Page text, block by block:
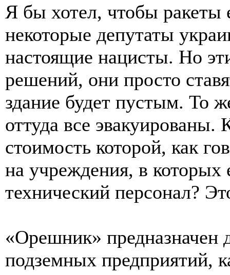
Я бы хотел, чтобы ракеты
некоторые депутаты
настоящие нацисты. Но
решений, они просто
здание будет пустым. То
оттуда все эвакуированы.
стоимость которой, как
на учреждения, в которых
технический персонал?
«Орешник» предназначен
подземных предприятий,